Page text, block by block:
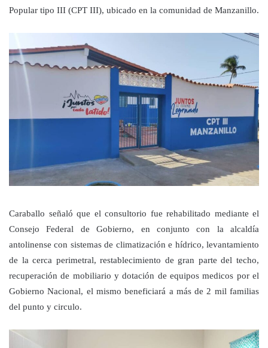
Popular tipo III (CPT III), ubicado en la comunidad de Manzanillo.
Caraballo señaló que el consultorio fue rehabilitado mediante el
Consejo Federal de Gobierno, en conjunto con la alcaldía
antolinense con sistemas de climatización e hídrico, levantamiento
de la cerca perimetral, restablecimiento de gran parte del techo,
recuperación de mobiliario y dotación de equipos medicos por el
Gobierno Nacional, el mismo beneficiará a más de 2 mil familias
del punto y circulo.